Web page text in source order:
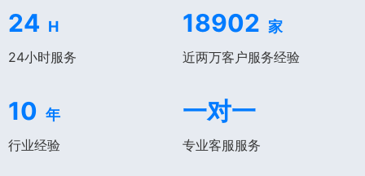
24 H
24小时服务
18902 家
近两万客户服务经验
10 年
行业经验
一对一
专业客服服务